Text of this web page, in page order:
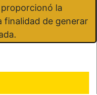
la
finalidad de generar